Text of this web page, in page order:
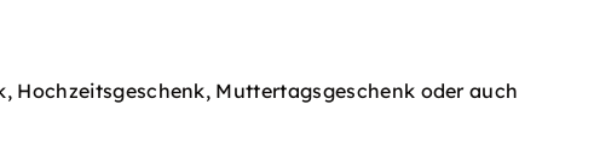
Hochzeitsgeschenk, Muttertagsgeschenk oder auch